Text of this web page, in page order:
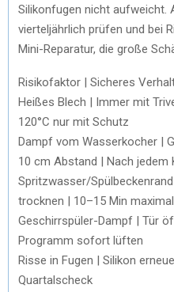
Silikonfugen nicht aufweicht.
vierteljährlich prüfen und bei
Mini-Reparatur, die große
Risikofaktor | Sicheres
Heißes Blech | Immer mit
120°C nur mit Schutz
Dampf vom Wasserkocher |
10 cm Abstand | Nach jedem
Spritzwasser/
trocknen | 10–15 Min
Geschirrspüler-Dampf | Tür
Programm sofort lüften
Risse in Fugen | Silikon
Quartalscheck